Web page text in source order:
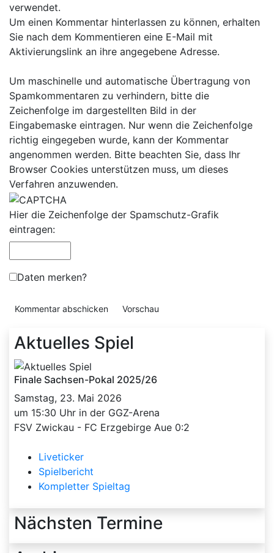
verwendet.
Um einen Kommentar hinterlassen zu können, erhalten
Sie nach dem Kommentieren eine E-Mail mit
Aktivierungslink an ihre angegebene Adresse.
Um maschinelle und automatische Übertragung von
Spamkommentaren zu verhindern, bitte die
Zeichenfolge im dargestellten Bild in der
Eingabemaske eintragen. Nur wenn die Zeichenfolge
richtig eingegeben wurde, kann der Kommentar
angenommen werden. Bitte beachten Sie, dass Ihr
Browser Cookies unterstützen muss, um dieses
Verfahren anzuwenden.
Hier die Zeichenfolge der Spamschutz-Grafik
eintragen:
Daten merken?
Aktuelles Spiel
Finale Sachsen-Pokal 2025/26
Samstag, 23. Mai 2026
um 15:30 Uhr in der GGZ-Arena
FSV Zwickau - FC Erzgebirge Aue 0:2
Liveticker
Spielbericht
Kompletter Spieltag
Nächsten Termine